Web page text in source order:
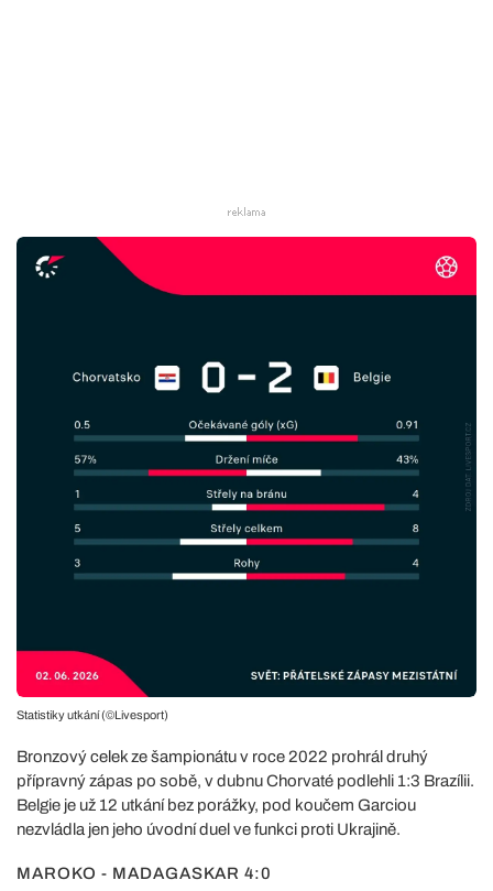
Statistiky utkání (©Livesport)
Bronzový celek ze šampionátu v roce 2022 prohrál druhý
přípravný zápas po sobě, v dubnu Chorvaté podlehli 1:3 Brazílii.
Belgie je už 12 utkání bez porážky, pod koučem Garciou
nezvládla jen jeho úvodní duel ve funkci proti Ukrajině.
MAROKO - MADAGASKAR 4:0